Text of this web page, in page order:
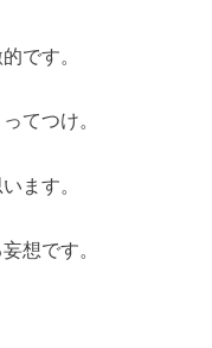
です。
てつけ。
ます。
想です。